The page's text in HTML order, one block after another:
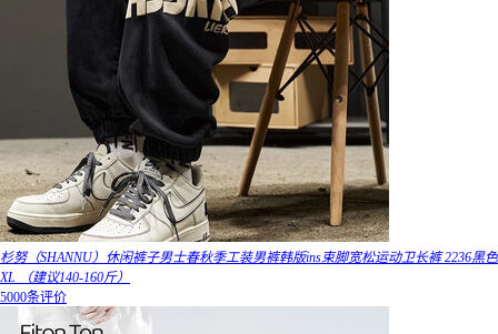
杉努（SHANNU）休闲裤子男士春秋季工装男裤韩版ins束脚宽松运动卫长裤 2236黑色
XL （建议140-160斤）
5000条评价